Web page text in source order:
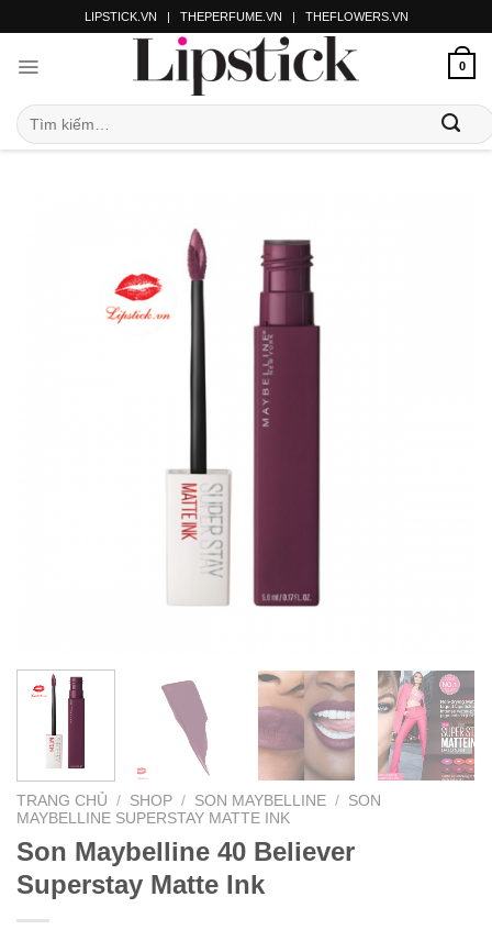
LIPSTICK.VN | THEPERFUME.VN | THEFLOWERS.VN
0
TRANG CHỦ / SHOP / SON MAYBELLINE / SON
MAYBELLINE SUPERSTAY MATTE INK
Son Maybelline 40 Believer
Superstay Matte Ink